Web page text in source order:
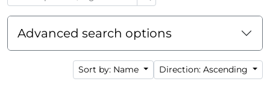
Advanced search options
Sort by: Name Direction: Ascending